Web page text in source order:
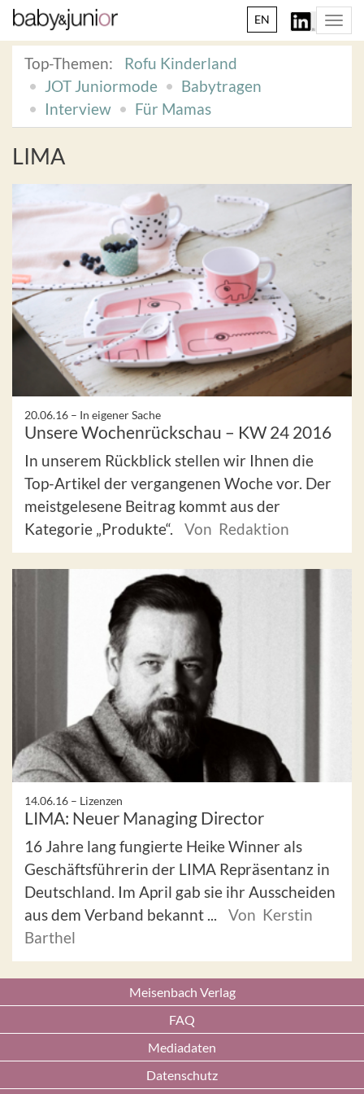
EN
Top-Themen:
Rofu Kinderland
JOT Juniormode
Babytragen
Interview
Für Mamas
LIMA
20.06.16 – In eigener Sache
Unsere Wochenrückschau – KW 24 2016
In unserem Rückblick stellen wir Ihnen die
Top-Artikel der vergangenen Woche vor. Der
meistgelesene Beitrag kommt aus der
Kategorie „Produkte“.
Von Redaktion
14.06.16 – Lizenzen
LIMA: Neuer Managing Director
16 Jahre lang fungierte Heike Winner als
Geschäftsführerin der LIMA Repräsentanz in
Deutschland. Im April gab sie ihr Ausscheiden
aus dem Verband bekannt ...
Von Kerstin
Barthel
Meisenbach Verlag
FAQ
Mediadaten
Datenschutz